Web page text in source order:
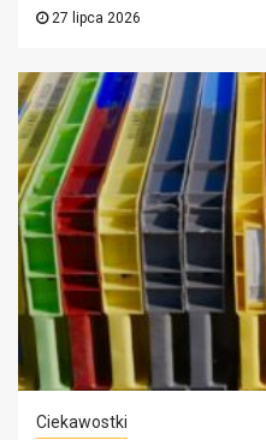
27 lipca 2026
Ciekawostki